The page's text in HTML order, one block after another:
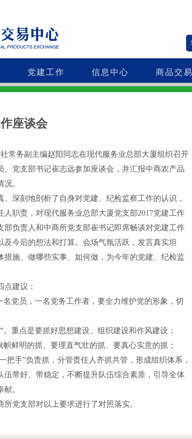
党建工作 信息中心 商品交易
座谈会
务副主编赵阳同志在现代服务业总部大厦组织召开
、党支部书记崔志远参加座谈会，并汇报中商农产品
。
刻地剖析了自身对党建、纪检监察工作的认识，
职责，对现代服务业总部大厦党支部2017党建工作
部负责人和中商所党支部崔书记即席畅谈对党建工作
及今后的想法和打算。会场气氛活跃，发言真实坦
措施、做哪些实事、如何做，为今年的党建、纪检监
建议：
党员，一名党务工作者，要全力维护党的形象，切
重点是要抓好思想建设、组织建设和作风建设；
鲜明的抓、要理直气壮的抓、要真心实意的抓；
手”负责抓，分管责任人齐抓共管，形成组织体系，
伍带好、带稳定，不断提升队伍综合素质，引导全体
。
党支部对以上要求进行了对照落实。